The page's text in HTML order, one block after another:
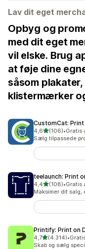
Lav dit eget
Opbyg og
med dit eget
vil elske. Brug
at føje dine
såsom
klistermærker
CustomCat: Print
4,6ud af 5 stjerner
(106)
106 anmeldelser i
•Gratis
Sælg tilpassede
teelaunch: Print
4,4ud af 5 stjerner
(108)
108 anmeldelser i
•Gratis
Maksimer dit salg,
Printify: Print on
4,7ud af 5 stjerner
(4.314)
4314 anmeldelser
•
Skab og sælg